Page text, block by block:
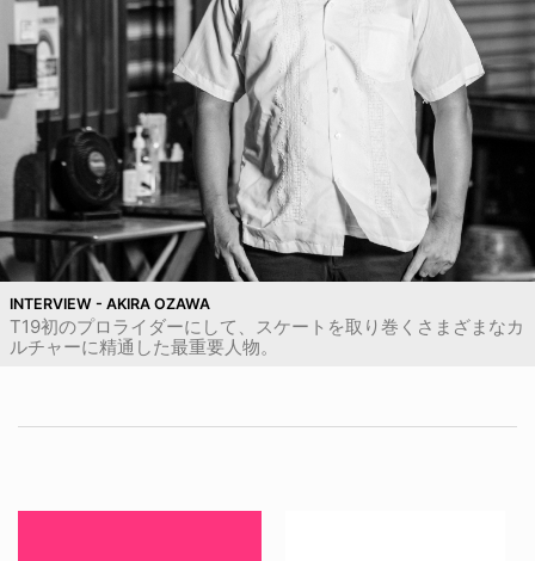
INTERVIEW - AKIRA OZAWA
T19初のプロライダーにして、スケートを取り巻くさまざまなカ
ルチャーに精通した最重要人物。